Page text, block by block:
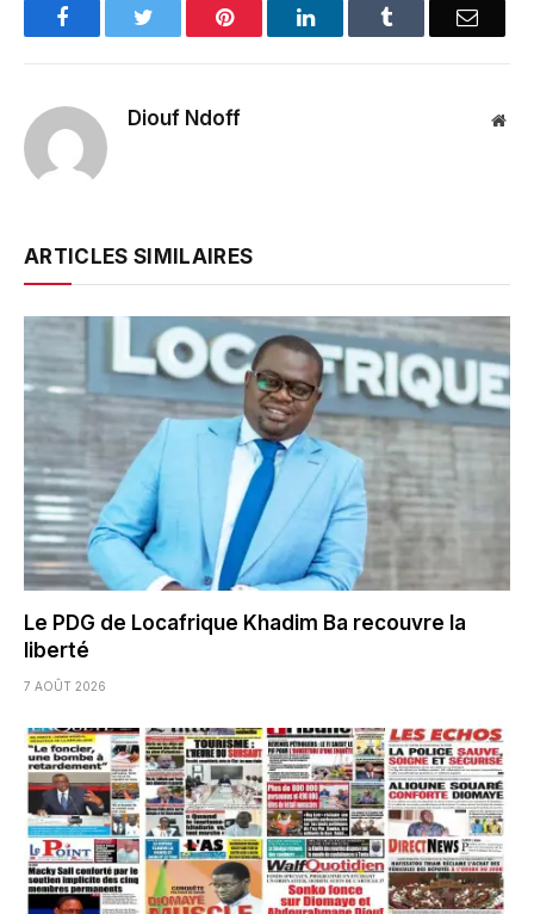
FacebookTwitter Pinterest LinkedInTumblr Email
Diouf Ndoff
ARTICLES SIMILAIRES
Le PDG de Locafrique Khadim Ba recouvre la
liberté
7 AOÛT 2026